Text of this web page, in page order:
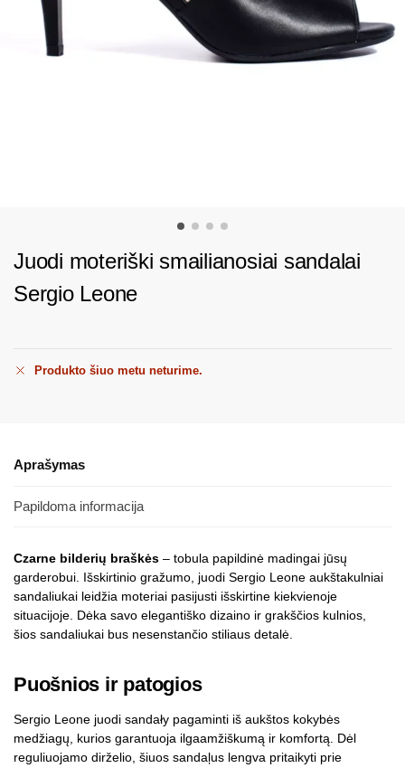
Juodi moteriški smailianosiai sandalai
Sergio Leone
Produkto šiuo metu neturime.
Aprašymas
Papildoma informacija
Czarne bilderių braškės – tobula papildinė madingai jūsų
garderobui. Išskirtinio gražumo, juodi Sergio Leone aukštakulniai
sandaliukai leidžia moteriai pasijusti išskirtine kiekvienoje
situacijoje. Dėka savo elegantiško dizaino ir grakščios kulnios,
šios sandaliukai bus nesenstančio stiliaus detalė.
Puošnios ir patogios
Sergio Leone juodi sandały pagaminti iš aukštos kokybės
medžiagų, kurios garantuoja ilgaamžiškumą ir komfortą. Dėl
reguliuojamo dirželio, šiuos sandaļus lengva pritaikyti prie